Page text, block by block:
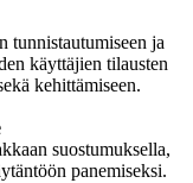
tunnistautumiseen ja
käyttäjien tilausten
kehittämiseen.
suostumuksella,
panemiseksi.